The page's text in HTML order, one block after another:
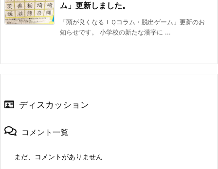
ム」更新しました。
「頭が良くなるＩＱコラム・脱出ゲーム」更新のお
知らせです。 小学校の新たな漢字に ...
ディスカッション
コメント一覧
まだ、コメントがありません